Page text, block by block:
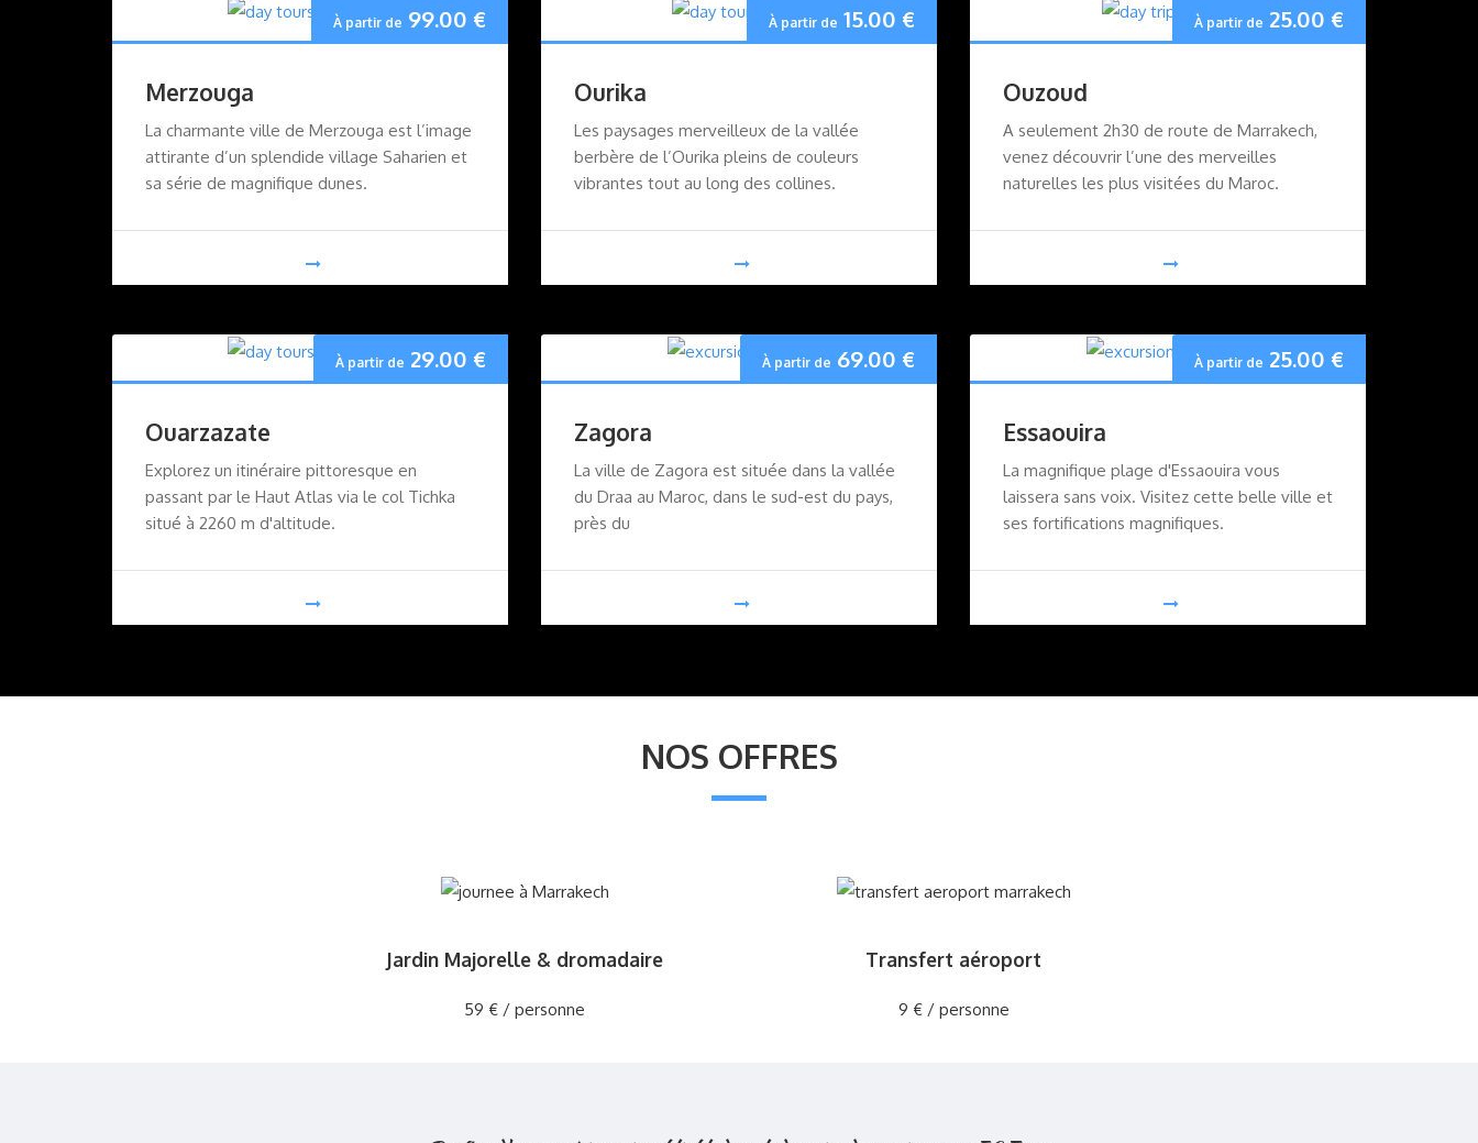
À partir de 99.00 €
Merzouga
La charmante ville de Merzouga est l’image
attirante d’un splendide village Saharien et
sa série de magnifique dunes.
À partir de 15.00 €
Ourika
Les paysages merveilleux de la vallée
berbère de l’Ourika pleins de couleurs
vibrantes tout au long des collines.
À partir de 25.00 €
Ouzoud
A seulement 2h30 de route de Marrakech,
venez découvrir l’une des merveilles
naturelles les plus visitées du Maroc.
À partir de 29.00 €
Ouarzazate
Explorez un itinéraire pittoresque en
passant par le Haut Atlas via le col Tichka
situé à 2260 m d'altitude.
À partir de 69.00 €
Zagora
La ville de Zagora est située dans la vallée
du Draa au Maroc, dans le sud-est du pays,
près du
À partir de 25.00 €
Essaouira
La magnifique plage d'Essaouira vous
laissera sans voix. Visitez cette belle ville et
ses fortifications magnifiques.
NOS OFFRES
Jardin Majorelle & dromadaire
59 € / personne
Transfert aéroport
9 € / personne